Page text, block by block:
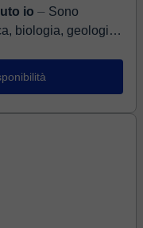
io ⏤ Sono
biologia, geologia